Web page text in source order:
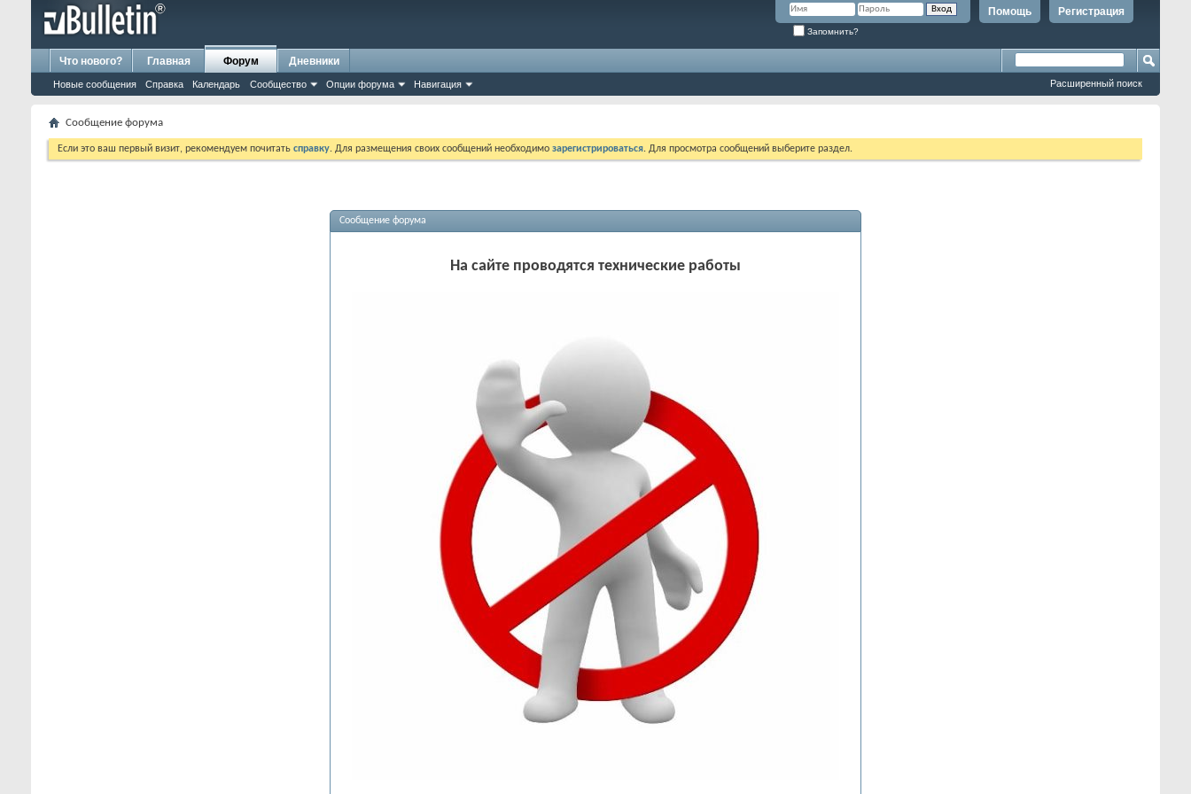
Регистрация
Помощь
Запомнить?
Что нового? Главная Форум
Новые сообщения Справка Календарь Сообщество Опции форума Навигация
Дневники
Расширенный поиск
Сообщение форума
Если это ваш первый визит, рекомендуем почитать справку. Для размещения своих сообщений необходимо зарегистрироваться. Для просмотра сообщений выберите раздел.
Сообщение форума
На сайте проводятся технические работы